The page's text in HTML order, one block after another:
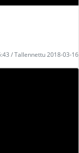
/ Tallennettu 2018-03-16